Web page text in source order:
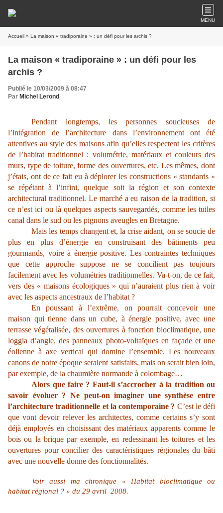
MENU
Accueil » La maison « tradiporaine » : un défi pour les archis ?
La maison « tradiporaine » : un défi pour les
archis ?
Publié le 10/03/2009 à 08:47
Par Michel Lerond
Pendant longtemps, les personnes soucieuses de
l’intégration de l’architecture dans l’environnement ont été
attentives au style des maisons afin qu’elles respectent les critères
de l’habitat traditionnel : volumétrie, matériaux et couleurs des
murs, type de toiture, forme des ouvertures, etc. Les mêmes, dont
j’étais, ont de ce fait eu à déplorer les constructions « standards »
se répétant à l’infini, quelque soit la région et son contexte
architectural traditionnel. Le marché a eu raison de la tradition, si
ce n’est ici ou là quelques aspects sauvegardés, comme les tuiles
canal dans le sud ou les pignons aveugles en Bretagne.
Mais les temps changent et, la crise aidant, on se soucie de
plus en plus d’énergie en construisant des bâtiments peu
gourmands, voire à énergie positive. Les contraintes techniques
que cette approche suppose ne se concilient pas toujours
facilement avec les volumétries traditionnelles. Va-t-on, de ce fait,
vers des « maisons écologiques » qui n’auraient plus rien à voir
avec les aspects ancestraux de l’habitat ?
En poussant à l’extrême, on pourrait concevoir une
maison qui tienne dans un cube, à énergie positive, avec une
terrasse végétalisée, des ouvertures à fonction bioclimatique, une
loggia d’angle, des panneaux photo-voltaïques en façade et une
éolienne à axe vertical qui domine l’ensemble. Les nouveaux
canons de notre époque seraient satisfaits, mais on serait bien loin,
par exemple, de la chaumière normande à colombage…
Alors que faire ? Faut-il s’accrocher à la tradition ou
savoir évoluer ? Ne peut-on imaginer une synthèse entre
l’architecture traditionnelle et la contemporaine ? C’est le défi
que vont devoir relever les architectes, comme certains s’y sont
déjà employés en choisissant des matériaux apparents comme le
bois ou la brique par exemple, en redessinant les toitures et les
ouvertures pour concilier des caractéristiques régionales du bâti
avec une nouvelle donne des fonctionnalités.
Voir aussi ma chronique « Habitat bioclimatique ou
habitat régional ? » du 29 avril 2008.